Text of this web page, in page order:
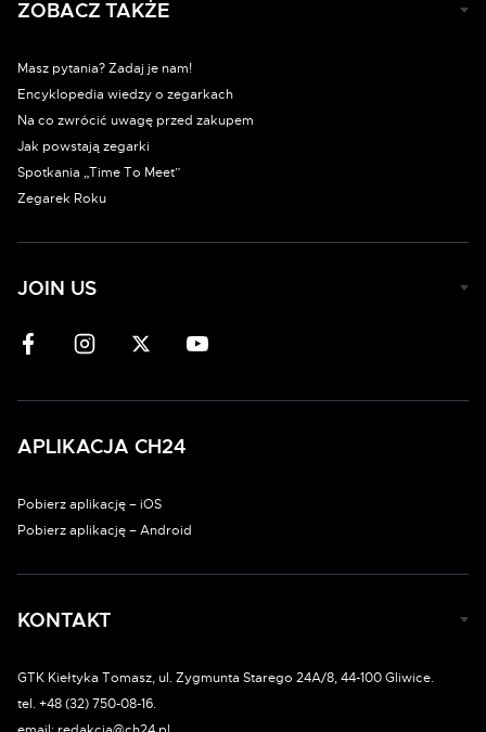
ZOBACZ TAKŻE
Masz pytania? Zadaj je nam!
Encyklopedia wiedzy o zegarkach
Na co zwrócić uwagę przed zakupem
Jak powstają zegarki
Spotkania „Time To Meet”
Zegarek Roku
JOIN US
APLIKACJA CH24
Pobierz aplikację – iOS
Pobierz aplikację – Android
KONTAKT
GTK Kiełtyka Tomasz, ul. Zygmunta Starego 24A/8, 44-100 Gliwice.
tel. +48 (32) 750-08-16.
email: redakcja@ch24.pl